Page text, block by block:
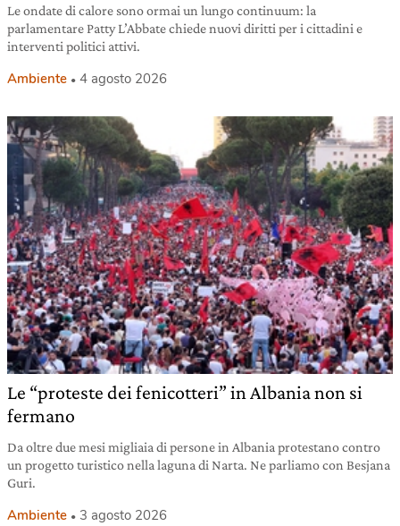
Le ondate di calore sono ormai un lungo continuum: la
parlamentare Patty L’Abbate chiede nuovi diritti per i cittadini e
interventi politici attivi.
Ambiente 4 agosto 2026
Le “proteste dei fenicotteri” in Albania non si
fermano
Da oltre due mesi migliaia di persone in Albania protestano contro
un progetto turistico nella laguna di Narta. Ne parliamo con Besjana
Guri.
Ambiente 3 agosto 2026